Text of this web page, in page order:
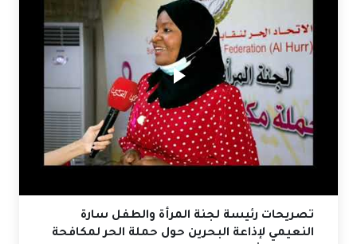
تصريحات رئيسة لجنة المرأة والطفل سارة
النعيمي لإذاعة البحرين حول حملة الحر لمكافحة